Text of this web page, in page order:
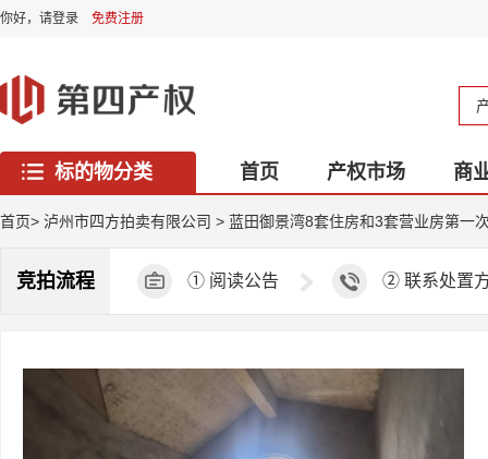
你好， 请登录 免费注册
标的物分类 首页 产权市场
商
西藏专区
首页> 泸州市四方拍卖有限公司 > 蓝田御景湾8套住房和3套营业房第一
竞拍流程 ① 阅读公告 ② 联系处置